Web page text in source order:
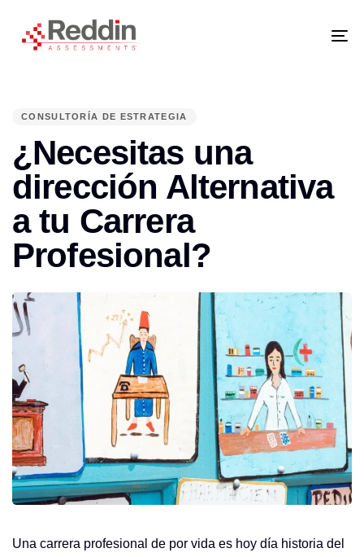
primary
navigation
CONSULTORÍA DE ESTRATEGIA
¿Necesitas una
dirección Alternativa
a tu Carrera
Profesional?
Una carrera profesional de por vida es hoy día historia del